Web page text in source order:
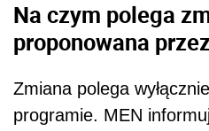
Na czym polega
proponowana
Zmiana polega
programie. MEN